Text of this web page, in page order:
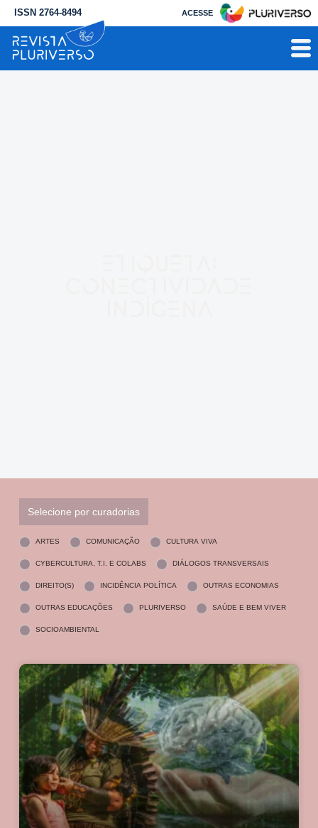
ISSN 2764-8494 ACESSE
Selecione por curadorias
ARTES COMUNICAÇÃO CULTURA VIVA
CYBERCULTURA, T.I. E COLABS DIÁLOGOS TRANSVERSAIS
DIREITO(S) INCIDÊNCIA POLÍTICA OUTRAS ECONOMIAS
OUTRAS EDUCAÇÕES PLURIVERSO SAÚDE E BEM VIVER
SOCIOAMBIENTAL